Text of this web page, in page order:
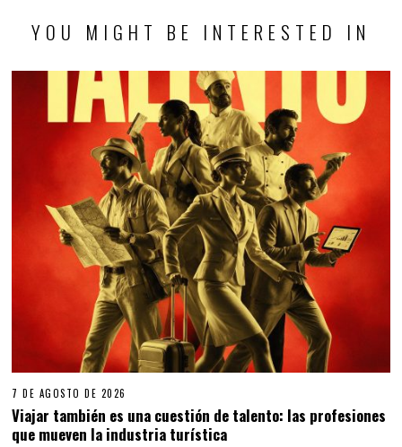
YOU MIGHT BE INTERESTED IN
7 DE AGOSTO DE 2026
Viajar también es una cuestión de talento: las profesiones
que mueven la industria turística